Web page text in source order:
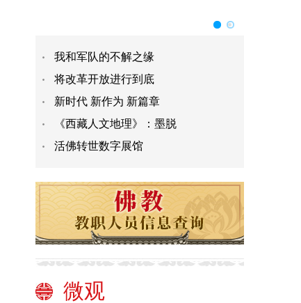
我和军队的不解之缘
将改革开放进行到底
新时代 新作为 新篇章
《西藏人文地理》：墨脱
活佛转世数字展馆
微观